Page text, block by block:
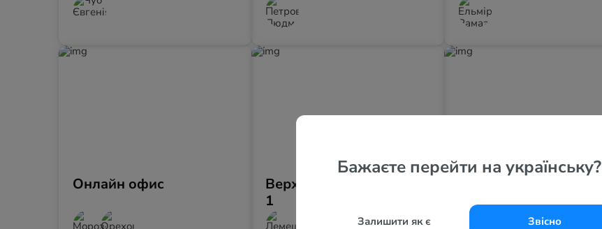
Бажаєте перейти на українську?
Залишити як є Звісно
Онлайн офис
Верхній Вал, 16/4, этаж
1